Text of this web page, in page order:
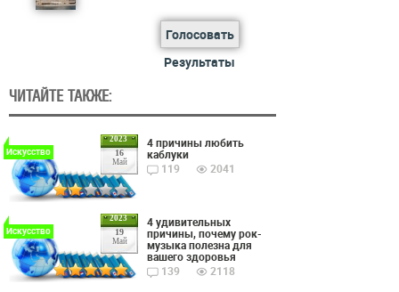
Голосовать
Результаты
ЧИТАЙТЕ ТАКЖЕ:
2023
16
Май
Искусство
4 причины любить
каблуки
119
2041
2023
19
Май
Искусство
4 удивительных
причины, почему рок-
музыка полезна для
вашего здоровья
139
2118